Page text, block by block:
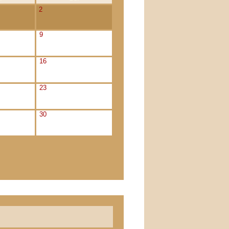
2
9
16
23
30